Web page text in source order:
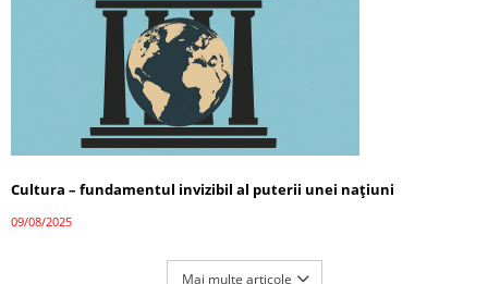
Cultura – fundamentul invizibil al puterii unei națiuni
09/08/2025
Mai multe articole